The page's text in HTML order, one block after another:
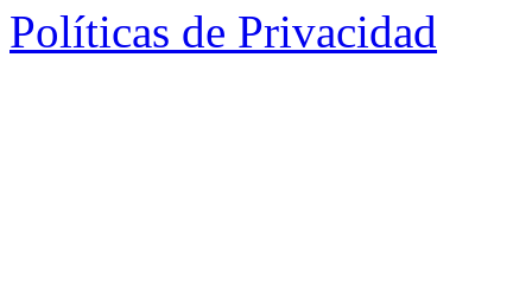
Políticas de Privacidad